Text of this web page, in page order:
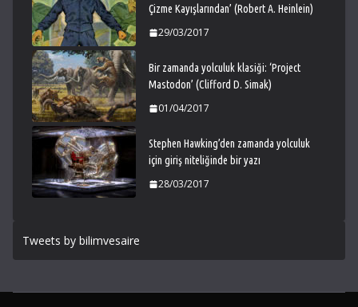
Çizme Kayışlarından’ (Robert A. Heinlein)
29/03/2017
Bir zamanda yolculuk klasiği: ‘Project
Mastodon’ (Clifford D. Simak)
01/04/2017
Stephen Hawking’den zamanda yolculuk
için giriş niteliğinde bir yazı
28/03/2017
Tweets by bilimvesaire